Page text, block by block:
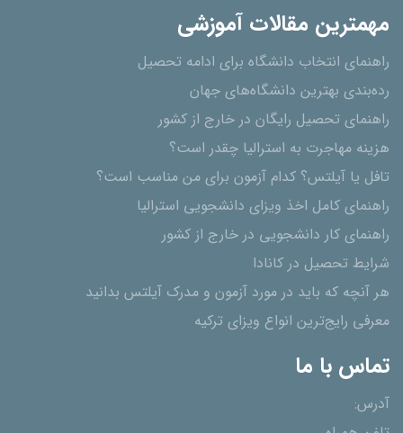
مهمترین مقالات آموزشی
راهنمای انتخاب دانشگاه برای ادامه تحصیل
رده‌بندی بهترین دانشگاه‌های جهان
راهنمای تحصیل رایگان در خارج از کشور
هزینه مهاجرت به استرالیا چقدر است؟
تافل یا آیلتس؟ کدام آزمون برای من مناسب است؟
راهنمای کامل اخذ ویزای دانشجویی استرالیا
راهنمای کار دانشجویی در خارج از کشور
شرایط تحصیل در کانادا
هر آنچه که باید در مورد آزمون و مدرک آیلتس بدانید
معرفی رایج‌ترین انواع ویزای ترکیه
تماس با ما
آدرس: